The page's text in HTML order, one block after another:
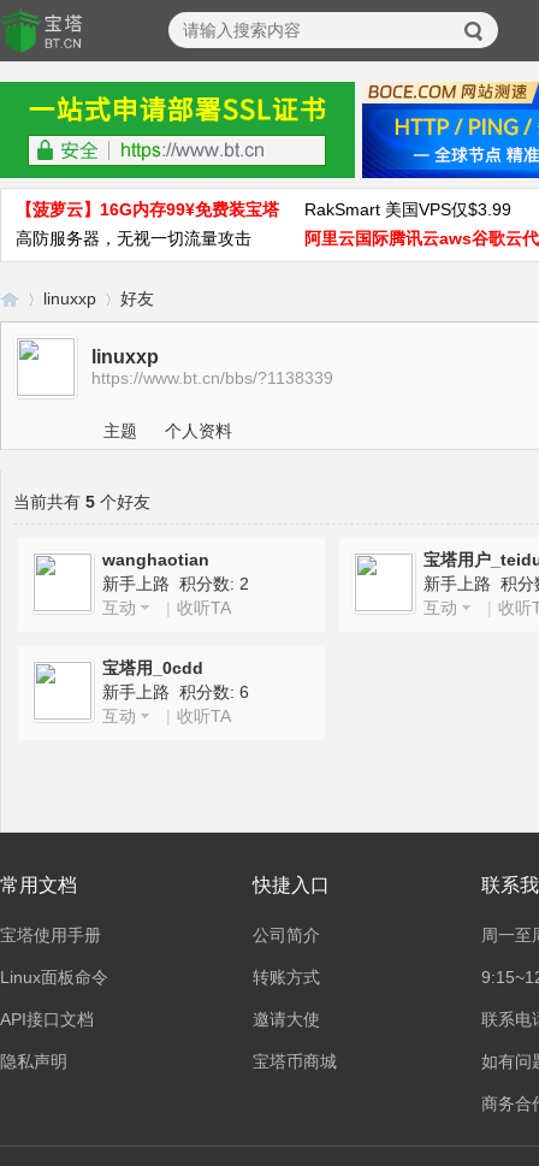
【菠萝云】16G内存99¥免费装宝塔
RakSmart 美国VPS仅$3.99
高防服务器，无视一切流量攻击
阿里云国际腾讯云aws谷歌云
宝
面
›
linuxxp 好友
linuxxp
https://www.bt.cn/bbs/?1138339
主题 个人资料
当前共有 5 个好友
wanghaotian
新手上路 积分数: 2
互动
| 收听TA
宝塔用户
新手上路 积分
互动
| 收听
宝塔用_0cdd
新手上路 积分数: 6
互动
| 收听TA
常用文档
宝塔使用手册
Linux面板命令
API接口文档
隐私声明
快捷入口
公司简介
转账方式
邀请大使
宝塔币商城
联系
周一至
联系电
如有问
商务合